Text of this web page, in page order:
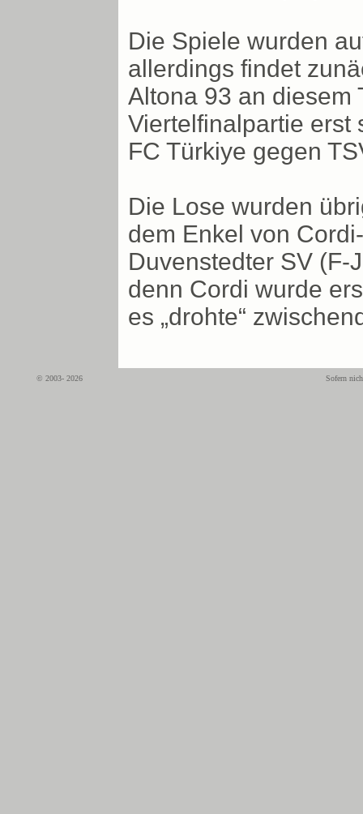
Die Spiele wurden
allerdings findet
Altona 93 an diesem
Viertelfinalpartie erst
FC Türkiye gegen
Die Lose wurden
dem Enkel von
Duvenstedter SV (F-
denn Cordi wurde
es „drohte“
© 2003- 2026 Sofern